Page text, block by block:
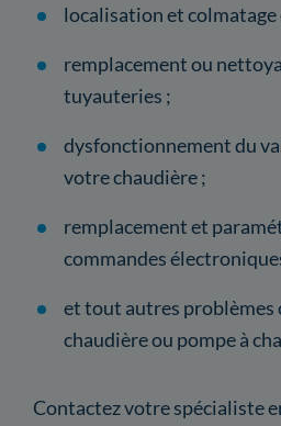
localisation et colmatage
remplacement ou
tuyauteries ;
dysfonctionnement du
votre chaudière ;
remplacement et
commandes
et tout autres problèmes
chaudière ou pompe à
Contactez votre spécialiste